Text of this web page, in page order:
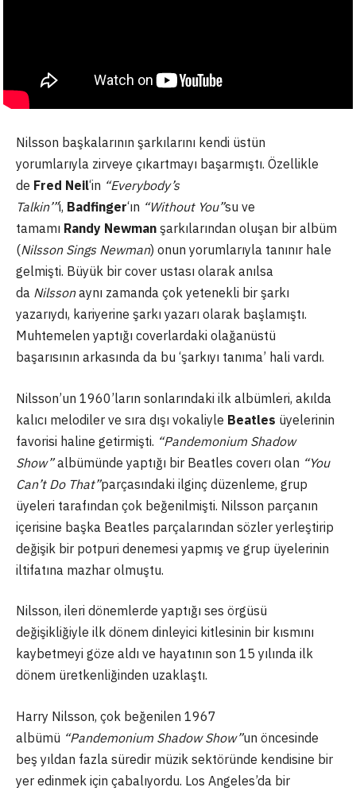
Nilsson başkalarının şarkılarını kendi üstün
yorumlarıyla zirveye çıkartmayı başarmıştı. Özellikle
de Fred Neil‘in “Everybody’s
Talkin’”i, Badfinger‘ın “Without You”su ve
tamamı Randy Newman şarkılarından oluşan bir albüm
(Nilsson Sings Newman) onun yorumlarıyla tanınır hale
gelmişti. Büyük bir cover ustası olarak anılsa
da Nilssonaynı zamanda çok yetenekli bir şarkı
yazarıydı, kariyerine şarkı yazarı olarak başlamıştı.
Muhtemelen yaptığı coverlardaki olağanüstü
başarısının arkasında da bu ‘şarkıyı tanıma’ hali vardı.
Nilsson’un 1960’ların sonlarındaki ilk albümleri, akılda
kalıcı melodiler ve sıra dışı vokaliyle Beatles üyelerinin
favorisi haline getirmişti. “Pandemonium Shadow
Show”albümünde yaptığı bir Beatles coverı olan “You
Can’t Do That”parçasındaki ilginç düzenleme, grup
üyeleri tarafından çok beğenilmişti. Nilsson parçanın
içerisine başka Beatles parçalarından sözler yerleştirip
değişik bir potpuri denemesi yapmış ve grup üyelerinin
iltifatına mazhar olmuştu.
Nilsson, ileri dönemlerde yaptığı ses örgüsü
değişikliğiyle ilk dönem dinleyici kitlesinin bir kısmını
kaybetmeyi göze aldı ve hayatının son 15 yılında ilk
dönem üretkenliğinden uzaklaştı.
Harry Nilsson, çok beğenilen 1967
albümü “Pandemonium Shadow Show”un öncesinde
beş yıldan fazla süredir müzik sektöründe kendisine bir
yer edinmek için çabalıyordu. Los Angeles’da bir